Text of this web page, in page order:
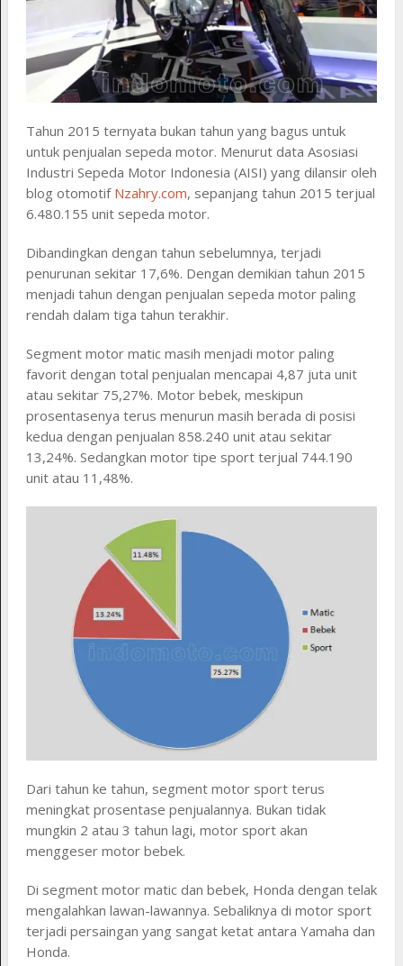
Tahun 2015 ternyata bukan tahun yang bagus untuk
untuk penjualan sepeda motor. Menurut data Asosiasi
Industri Sepeda Motor Indonesia (AISI) yang dilansir oleh
blog otomotif Nzahry.com, sepanjang tahun 2015 terjual
6.480.155 unit sepeda motor.
Dibandingkan dengan tahun sebelumnya, terjadi
penurunan sekitar 17,6%. Dengan demikian tahun 2015
menjadi tahun dengan penjualan sepeda motor paling
rendah dalam tiga tahun terakhir.
Segment motor matic masih menjadi motor paling
favorit dengan total penjualan mencapai 4,87 juta unit
atau sekitar 75,27%. Motor bebek, meskipun
prosentasenya terus menurun masih berada di posisi
kedua dengan penjualan 858.240 unit atau sekitar
13,24%. Sedangkan motor tipe sport terjual 744.190
unit atau 11,48%.
Dari tahun ke tahun, segment motor sport terus
meningkat prosentase penjualannya. Bukan tidak
mungkin 2 atau 3 tahun lagi, motor sport akan
menggeser motor bebek.
Di segment motor matic dan bebek, Honda dengan telak
mengalahkan lawan-lawannya. Sebaliknya di motor sport
terjadi persaingan yang sangat ketat antara Yamaha dan
Honda.